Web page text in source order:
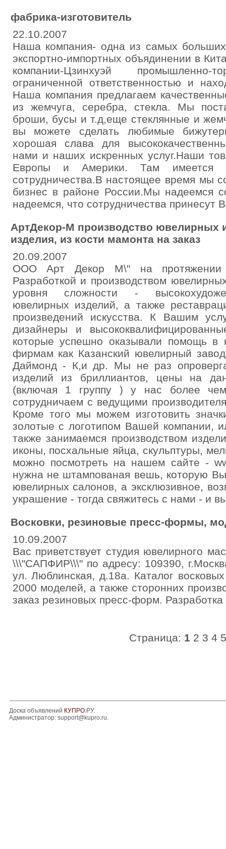
фабрика-изготовитель
22.10.2007
Наша компания- одна из самых больших
экспортно-импортных объядинении в
компании-Цзинхуэй
ограниченной ответственностью и
Наша компания предлагаем
из жемчуга, серебра, стекла. Мы
броши, бусы и т.д,еще стеклянные и
вы можете сделать любимые
хорошая слава для
нами и наших искренных услуг.Наши
Европы и Америки. Там имеется
сотрудничества.В настоящее время мы
бизнес в районе России.Мы надеемся
надеемся, что сотрудничества принесут
АртДекор-М производство ювелирных
изделия, из кости мамонта на заказ
20.09.2007
ООО Арт Декор М\" на протяжении
Разработкой и производством
уровня сложности -
ювелирных изделий, а также
произведений искусства. К Вашим
дизайнеры и
которые успешно оказывали помощь в
фирмам как Казанский ювелирный
Даймонд - К,и др. Мы не раз
изделий из бриллиантов, цены на
(включая 1 группу ) у нас более
сотрудничаем с ведущими
Кроме того мы можем изготовить
золотые с логотипом Вашей компании,
также занимаемся производством
иконы, посхальные яйца, скульптуры,
можно посмотреть на нашем сайте -
нужна не штампованая вешь, которую
ювелирных салонов, а эксклюзивное,
украшение - тогда свяжитесь с нами - и
Восковки, резиновые пресс-формы,
10.09.2007
Вас приветствует студия ювелирного
\\\"САПФИР\\\" по адресу: 109390,
ул. Люблинская, д.18а. Каталог
2000 моделей, а также сторонних
заказ резиновых пресс-форм.
Страница: 1 2 3 4 5
Доска объявлений КУПРО.РУ.
Администратор: support@kupro.ru.